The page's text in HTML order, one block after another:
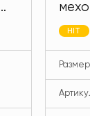
HIT